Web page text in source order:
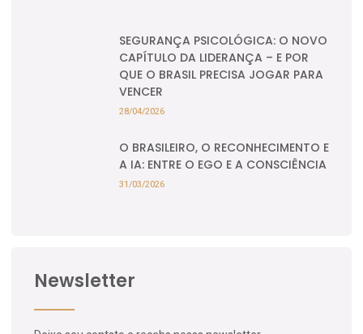
SEGURANÇA PSICOLÓGICA: O NOVO
CAPÍTULO DA LIDERANÇA – E POR
QUE O BRASIL PRECISA JOGAR PARA
VENCER
28/04/2026
O BRASILEIRO, O RECONHECIMENTO E
A IA: ENTRE O EGO E A CONSCIÊNCIA
31/03/2026
Newsletter